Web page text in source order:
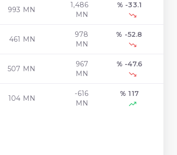
993 MN
1,486
MN
% -33.1
461 MN
978
MN
% -52.8
507 MN
967
MN
% -47.6
104 MN
-616
MN
% 117